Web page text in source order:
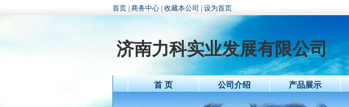
首页 商务中心 收藏本公司 设为首页
济南力科实业发展有限公司
首 页 公司介绍 产品展示